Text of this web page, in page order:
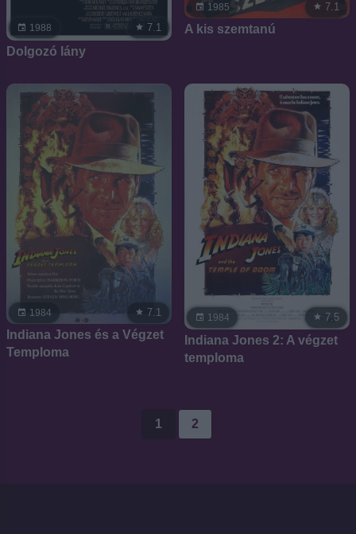
1988 7.1
Dolgozó lány
1985 7.1
A kis szemtanú
1984 7.1
Indiana Jones és a Végzet
Temploma
1984 7.5
Indiana Jones 2: A végzet
temploma
1 2